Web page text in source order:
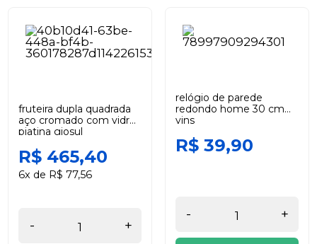
fruteira dupla quadrada
aço cromado com vidro
piatina giosul
R$ 465,40
6x de R$ 77,56
- +
relógio de parede
redondo home 30 cm
yins
R$ 39,90
- +